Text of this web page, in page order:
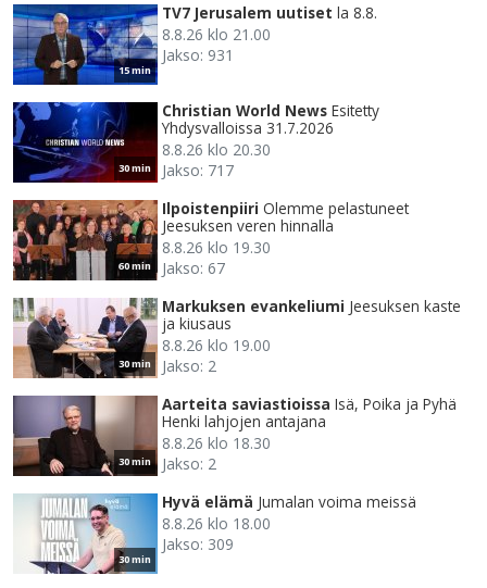
15 min
TV7 Jerusalem uutiset la 8.8.
8.8.26 klo 21.00
Jakso: 931
30 min
Christian World News Esitetty
Yhdysvalloissa 31.7.2026
8.8.26 klo 20.30
Jakso: 717
60 min
Ilpoistenpiiri Olemme pelastuneet
Jeesuksen veren hinnalla
8.8.26 klo 19.30
Jakso: 67
30 min
Markuksen evankeliumi Jeesuksen kaste
ja kiusaus
8.8.26 klo 19.00
Jakso: 2
30 min
Aarteita saviastioissa Isä, Poika ja Pyhä
Henki lahjojen antajana
8.8.26 klo 18.30
Jakso: 2
30 min
Hyvä elämä Jumalan voima meissä
8.8.26 klo 18.00
Jakso: 309